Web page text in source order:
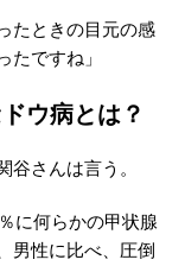
たときの目元の感
ですね」
ウ病とは？
谷さんは言う。
に何らかの甲状腺
男性に比べ、圧倒